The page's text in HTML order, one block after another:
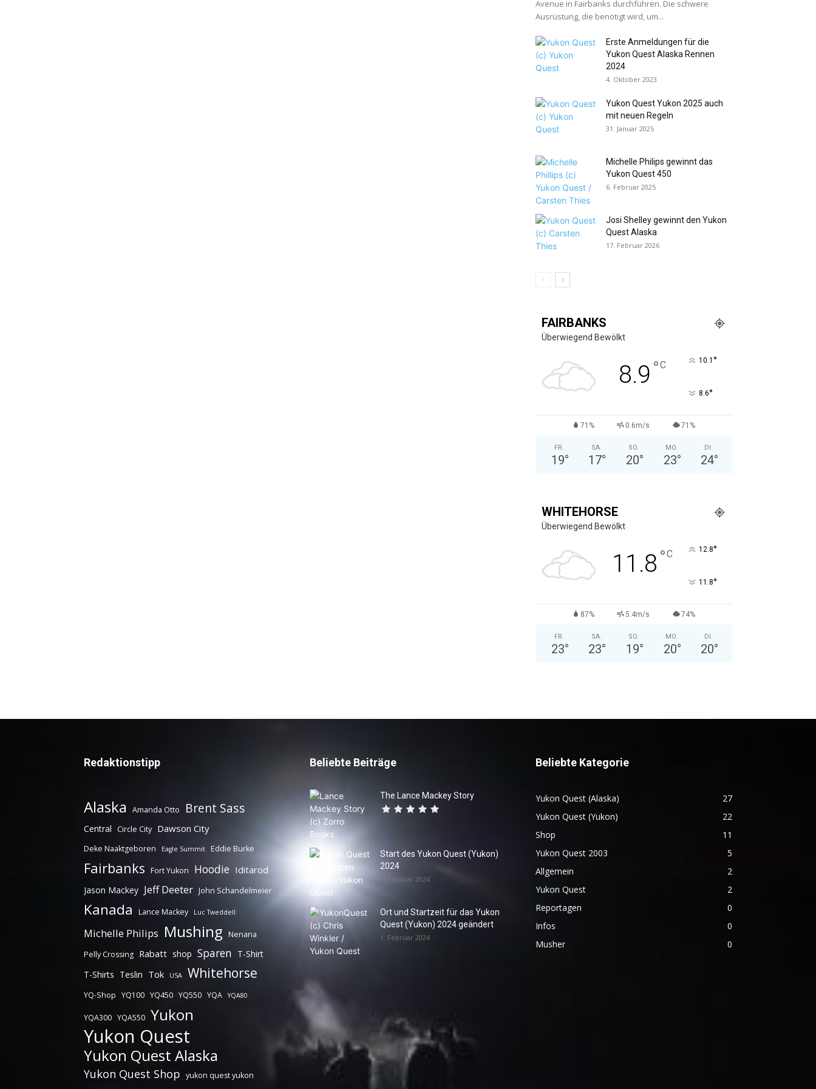
Avenue in Fairbanks durchführen. Die schwere
Ausrüstung, die benötigt wird, um...
Erste Anmeldungen für die
Yukon Quest Alaska Rennen
2024
4. Oktober 2023
Yukon Quest Yukon 2025 auch
mit neuen Regeln
31. Januar 2025
Michelle Philips gewinnt das
Yukon Quest 450
6. Februar 2025
Josi Shelley gewinnt den Yukon
Quest Alaska
17. Februar 2026
FAIRBANKS
Überwiegend Bewölkt
8.9 °C 10.1 °
8.6°
71% 0.6m/s 71%
FR.
19°
SA.
17°
SO.
20°
MO.
23°
DI.
24°
WHITEHORSE
Überwiegend Bewölkt
11.8 °C 12.8°
11.8°
87% 5.4m/s 74%
FR.
23°
SA.
23°
SO.
19°
MO.
20°
DI.
20°
Redaktionstipp
Alaska Amanda Otto Brent Sass
Central Circle City Dawson City
Deke Naaktgeboren Eagle Summit Eddie Burke
Fairbanks Fort Yukon Hoodie Iditarod
Jason Mackey Jeff Deeter John Schandelmeier
Kanada Lance Mackey Luc Tweddell
Michelle Philips Mushing
Nenana
Pelly Crossing Rabatt shop Sparen T-Shirt
T-Shirts Teslin Tok USA Whitehorse
YQ-Shop YQ100 YQ450 YQ550 YQA YQA80
YQA300 YQA550 Yukon
Yukon Quest
Yukon Quest Alaska
Yukon Quest Shop yukon quest yukon
Beliebte Beiträge
The Lance Mackey Story
Start des Yukon Quest (Yukon)
2024
4. Februar 2024
Ort und Startzeit für das Yukon
Quest (Yukon) 2024 geändert
1. Februar 2024
Beliebte Kategorie
Yukon Quest (Alaska)
27
Yukon Quest (Yukon)
22
Shop
11
Yukon Quest 2003
5
Allgemein
2
Yukon Quest
2
Reportagen
0
Infos
0
Musher
0